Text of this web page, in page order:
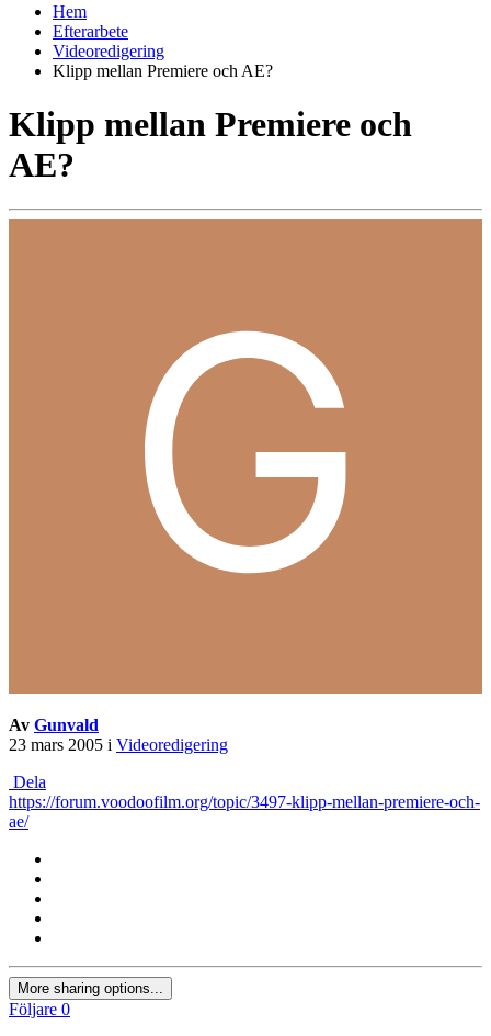
Hem
Efterarbete
Videoredigering
Klipp mellan Premiere och AE?
Klipp mellan Premiere och
AE?
Av Gunvald
23 mars 2005 i Videoredigering
Dela
https://forum.voodoofilm.org/topic/3497-klipp-mellan-premiere-och-
ae/
More sharing options...
Följare 0